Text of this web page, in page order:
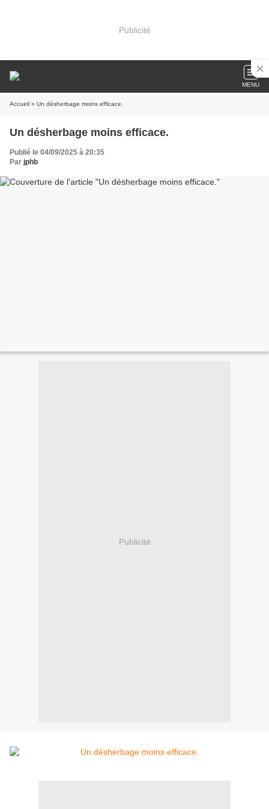
Publicité
MENU
Accueil » Un désherbage moins efficace.
Un désherbage moins efficace.
Publié le 04/09/2025 à 20:35
Par jphb
Publicité